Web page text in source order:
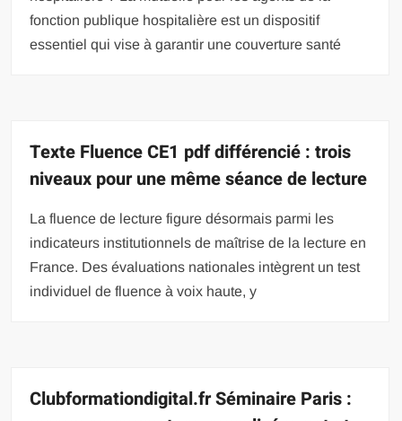
fonction publique hospitalière est un dispositif
essentiel qui vise à garantir une couverture santé
Texte Fluence CE1 pdf différencié : trois
niveaux pour une même séance de lecture
La fluence de lecture figure désormais parmi les
indicateurs institutionnels de maîtrise de la lecture en
France. Des évaluations nationales intègrent un test
individuel de fluence à voix haute, y
Clubformationdigital.fr Séminaire Paris :